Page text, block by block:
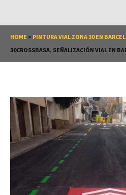
HOME > PINTURA VIAL ZONA 30 EN
30CROSSBASA, SEÑALIZACIÓN VIAL EN